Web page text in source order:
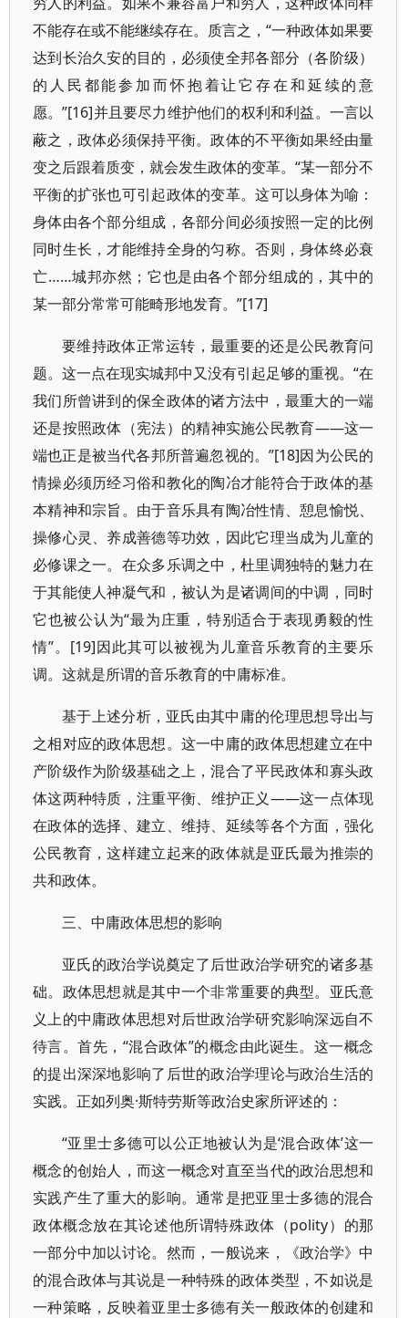
不能存在或不能继续存在。质言之，“一种政体如果要
达到长治久安的目的，必须使全邦各部分（各阶级）
的人民都能参加而怀抱着让它存在和延续的意
愿。”[16]并且要尽力维护他们的权利和利益。一言以
蔽之，政体必须保持平衡。政体的不平衡如果经由量
变之后跟着质变，就会发生政体的变革。“某一部分不
平衡的扩张也可引起政体的变革。这可以身体为喻：
身体由各个部分组成，各部分间必须按照一定的比例
同时生长，才能维持全身的匀称。否则，身体终必衰
亡……城邦亦然；它也是由各个部分组成的，其中的
某一部分常常可能畸形地发育。”[17]
要维持政体正常运转，最重要的还是公民教育问
题。这一点在现实城邦中又没有引起足够的重视。“在
我们所曾讲到的保全政体的诸方法中，最重大的一端
还是按照政体（宪法）的精神实施公民教育——这一
端也正是被当代各邦所普遍忽视的。”[18]因为公民的
情操必须历经习俗和教化的陶冶才能符合于政体的基
本精神和宗旨。由于音乐具有陶冶性情、憩息愉悦、
操修心灵、养成善德等功效，因此它理当成为儿童的
必修课之一。在众多乐调之中，杜里调独特的魅力在
于其能使人神凝气和，被认为是诸调间的中调，同时
它也被公认为“最为庄重，特别适合于表现勇毅的性
情”。[19]因此其可以被视为儿童音乐教育的主要乐
调。这就是所谓的音乐教育的中庸标准。
基于上述分析，亚氏由其中庸的伦理思想导出与
之相对应的政体思想。这一中庸的政体思想建立在中
产阶级作为阶级基础之上，混合了平民政体和寡头政
体这两种特质，注重平衡、维护正义——这一点体现
在政体的选择、建立、维持、延续等各个方面，强化
公民教育，这样建立起来的政体就是亚氏最为推崇的
共和政体。
三、中庸政体思想的影响
亚氏的政治学说奠定了后世政治学研究的诸多基
础。政体思想就是其中一个非常重要的典型。亚氏意
义上的中庸政体思想对后世政治学研究影响深远自不
待言。首先，“混合政体”的概念由此诞生。这一概念
的提出深深地影响了后世的政治学理论与政治生活的
实践。正如列奥·斯特劳斯等政治史家所评述的：
“亚里士多德可以公正地被认为是‘混合政体’这一
概念的创始人，而这一概念对直至当代的政治思想和
实践产生了重大的影响。通常是把亚里士多德的混合
政体概念放在其论述他所谓特殊政体（polity）的那
一部分中加以讨论。然而，一般说来，《政治学》中
的混合政体与其说是一种特殊的政体类型，不如说是
一种策略，反映着亚里士多德有关一般政体的创建和